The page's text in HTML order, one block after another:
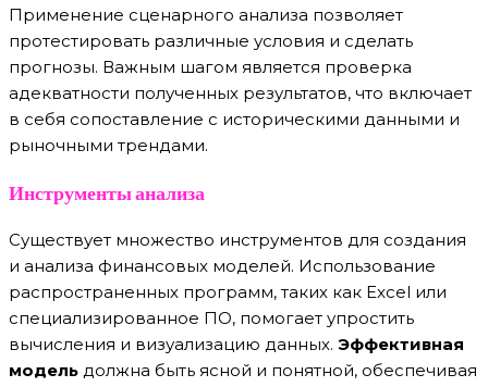
Применение сценарного анализа позволяет
протестировать различные условия и сделать
прогнозы. Важным шагом является проверка
адекватности полученных результатов, что включает
в себя сопоставление с историческими данными и
рыночными трендами.
Инструменты анализа
Существует множество инструментов для создания
и анализа финансовых моделей. Использование
распространенных программ, таких как Excel или
специализированное ПО, помогает упростить
вычисления и визуализацию данных. Эффективная
модель должна быть ясной и понятной, обеспечивая